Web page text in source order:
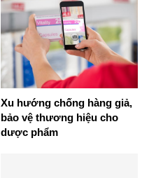
Xu hướng chống hàng giả,
bảo vệ thương hiệu cho
dược phẩm